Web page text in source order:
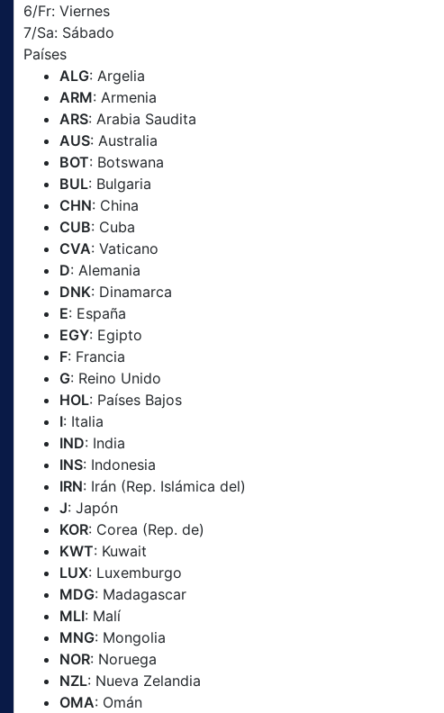
6/Fr: Viernes
7/Sa: Sábado
Países
ALG: Argelia
ARM: Armenia
ARS: Arabia Saudita
AUS: Australia
BOT: Botswana
BUL: Bulgaria
CHN: China
CUB: Cuba
CVA: Vaticano
D: Alemania
DNK: Dinamarca
E: España
EGY: Egipto
F: Francia
G: Reino Unido
HOL: Países Bajos
I: Italia
IND: India
INS: Indonesia
IRN: Irán (Rep. Islámica del)
J: Japón
KOR: Corea (Rep. de)
KWT: Kuwait
LUX: Luxemburgo
MDG: Madagascar
MLI: Malí
MNG: Mongolia
NOR: Noruega
NZL: Nueva Zelandia
OMA: Omán